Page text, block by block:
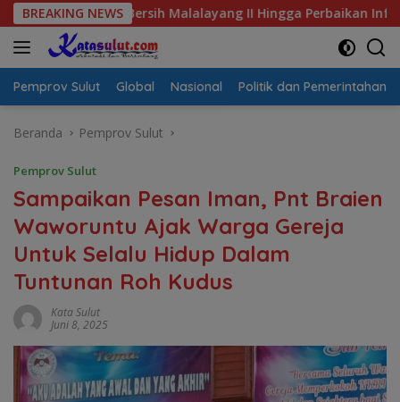
Langsung
ke
konten
BREAKING NEWS
Air Bersih Malalayang II Hingga Perbaikan Infrastruktur
Pemprov Sulut Global Nasional Politik dan Pemerintahan
Beranda Pemprov Sulut
Pemprov Sulut
Sampaikan Pesan Iman, Pnt Braien
Waworuntu Ajak Warga Gereja
Untuk Selalu Hidup Dalam
Tuntunan Roh Kudus
Kata Sulut
Juni 8, 2025